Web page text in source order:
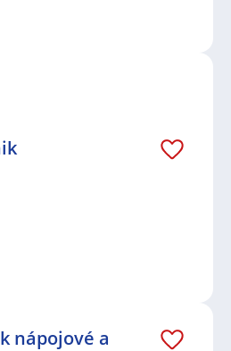
nápojové a